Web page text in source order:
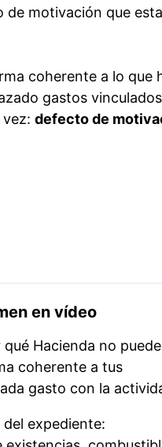
de motivación que
coherente a lo que
gastos
defecto de
en vídeo
Hacienda no puede
coherente a tus
gasto con la
expediente: